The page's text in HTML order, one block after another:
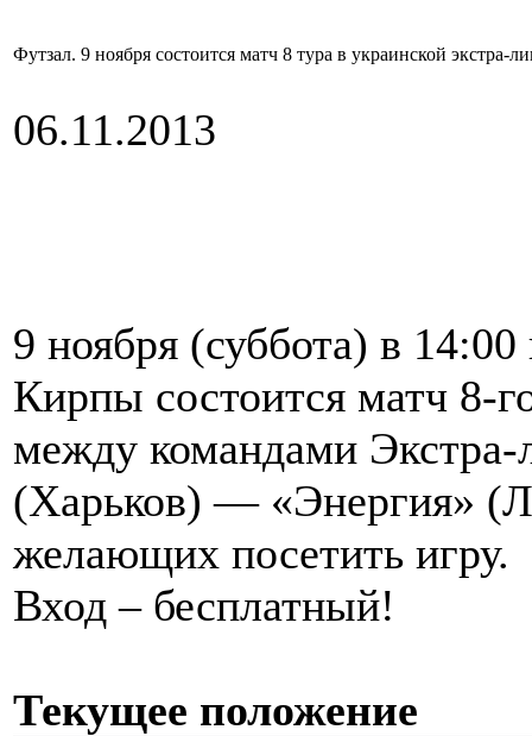
Футзал. 9 ноября состоится матч 8 тура в украинской экстра-
06.11.2013
9 ноября (суббота) в
Кирпы состоится матч 8-
между командами
(Харьков) — «Энергия»
желающих посетить игру.
Вход – бесплатный!
Текущее положение